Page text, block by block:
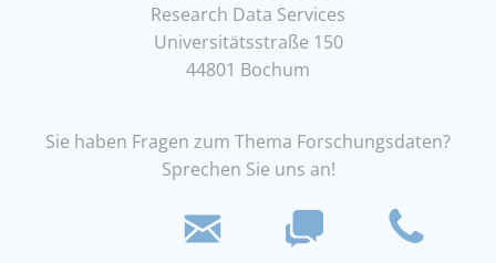
Research Data Services
Universitätsstraße 150
44801 Bochum
Sie haben Fragen zum Thema Forschungsdaten?
Sprechen Sie uns an!